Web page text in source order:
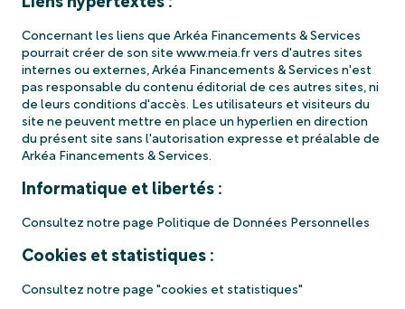
Concernant les liens que Arkéa Financements & Services
pourrait créer de son site www.meia.fr vers d'autres sites
internes ou externes, Arkéa Financements & Services n'est
pas responsable du contenu éditorial de ces autres sites, ni
de leurs conditions d'accès. Les utilisateurs et visiteurs du
site ne peuvent mettre en place un hyperlien en direction
du présent site sans l'autorisation expresse et préalable de
Arkéa Financements & Services.
Informatique et libertés :
Consultez notre page Politique de Données Personnelles
Cookies et statistiques :
Consultez notre page "cookies et statistiques"